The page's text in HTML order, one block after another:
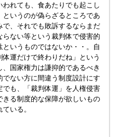
れても、食あたりでも起こし
いうのが偽らざるところであ
、それでも敗訴するならまだ
ない等という裁判体で侵害的
いうものではないか・・。自
運だけで終わりだね」という
国家権力は謙抑的であるべき
ない方に間違う制度設計にす
も、「裁判体運」を人権侵害
る制度的な保障が欲しいもの
いる。